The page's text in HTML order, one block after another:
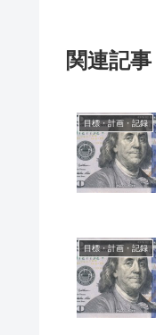
関連記事
目標・計画・記録
目標・計画・記録